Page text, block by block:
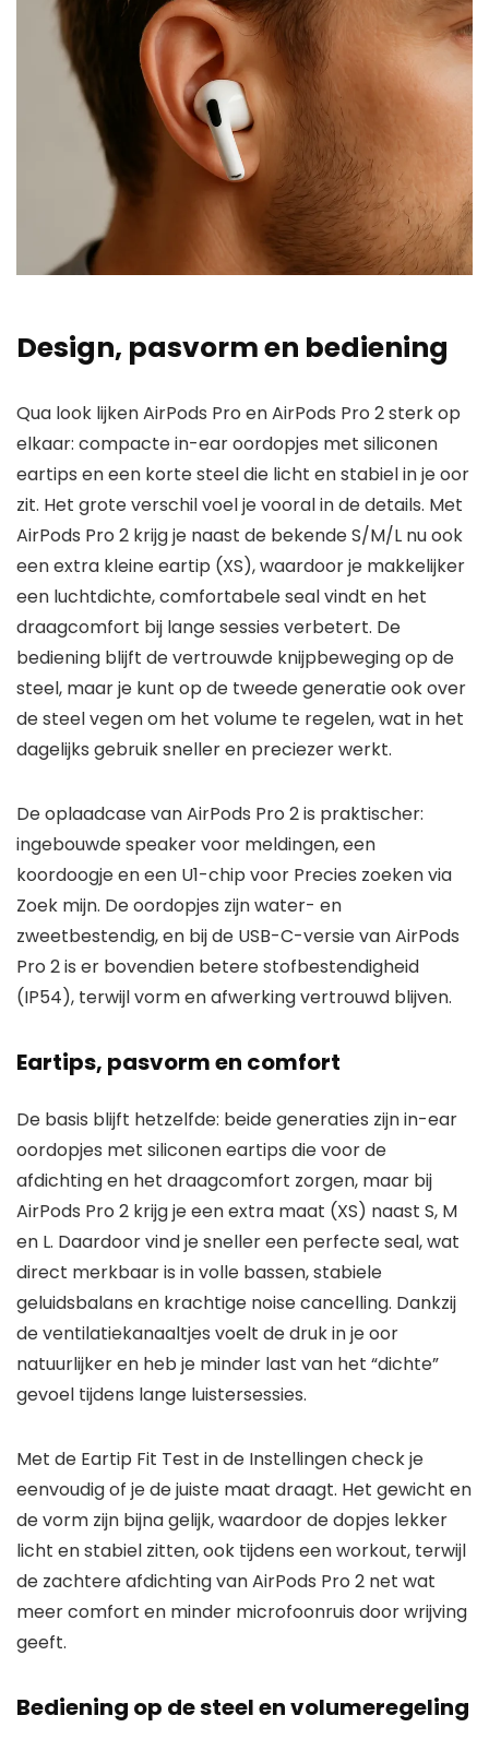
Design, pasvorm en bediening
Qua look lijken AirPods Pro en AirPods Pro 2 sterk op
elkaar: compacte in-ear oordopjes met siliconen
eartips en een korte steel die licht en stabiel in je oor
zit. Het grote verschil voel je vooral in de details. Met
AirPods Pro 2 krijg je naast de bekende S/M/L nu ook
een extra kleine eartip (XS), waardoor je makkelijker
een luchtdichte, comfortabele seal vindt en het
draagcomfort bij lange sessies verbetert. De
bediening blijft de vertrouwde knijpbeweging op de
steel, maar je kunt op de tweede generatie ook over
de steel vegen om het volume te regelen, wat in het
dagelijks gebruik sneller en preciezer werkt.
De oplaadcase van AirPods Pro 2 is praktischer:
ingebouwde speaker voor meldingen, een
koordoogje en een U1-chip voor Precies zoeken via
Zoek mijn. De oordopjes zijn water- en
zweetbestendig, en bij de USB-C-versie van AirPods
Pro 2 is er bovendien betere stofbestendigheid
(IP54), terwijl vorm en afwerking vertrouwd blijven.
Eartips, pasvorm en comfort
De basis blijft hetzelfde: beide generaties zijn in-ear
oordopjes met siliconen eartips die voor de
afdichting en het draagcomfort zorgen, maar bij
AirPods Pro 2 krijg je een extra maat (XS) naast S, M
en L. Daardoor vind je sneller een perfecte seal, wat
direct merkbaar is in volle bassen, stabiele
geluidsbalans en krachtige noise cancelling. Dankzij
de ventilatiekanaaltjes voelt de druk in je oor
natuurlijker en heb je minder last van het “dichte”
gevoel tijdens lange luistersessies.
Met de Eartip Fit Test in de Instellingen check je
eenvoudig of je de juiste maat draagt. Het gewicht en
de vorm zijn bijna gelijk, waardoor de dopjes lekker
licht en stabiel zitten, ook tijdens een workout, terwijl
de zachtere afdichting van AirPods Pro 2 net wat
meer comfort en minder microfoonruis door wrijving
geeft.
Bediening op de steel en volumeregeling